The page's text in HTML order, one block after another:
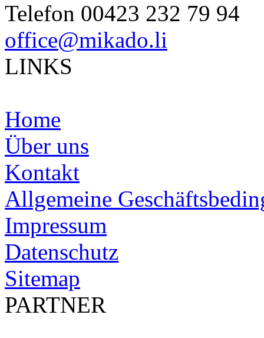
Telefon 00423 232 79 94
office@mikado.li
LINKS
Home
Über uns
Kontakt
Allgemeine
Impressum
Datenschutz
Sitemap
PARTNER